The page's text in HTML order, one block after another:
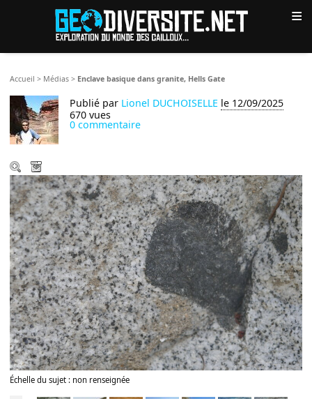
≡
Accueil > Médias > Enclave basique dans granite, Hells Gate
Publié par Lionel DUCHOISELLE le 12/09/2025
670 vues
0 commentaire
Échelle du sujet : non renseignée